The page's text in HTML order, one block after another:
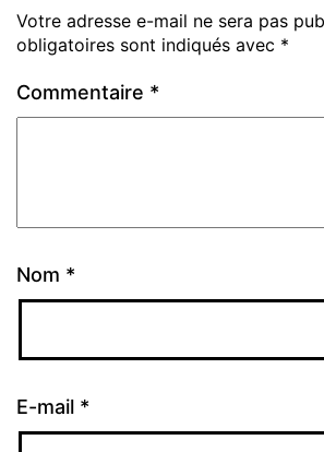
Votre adresse e-mail ne sera pas
obligatoires sont indiqués avec *
Commentaire *
Nom *
E-mail *